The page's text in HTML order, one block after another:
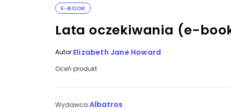
E-BOOK
Lata oczekiwania (e-
Autor:Elizabeth Jane Howard
Oceń produkt
Wydawca:Albatros